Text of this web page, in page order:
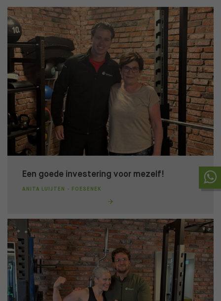
Een goede investering voor mezelf!
ANITA LUIJTEN - FOESENEK